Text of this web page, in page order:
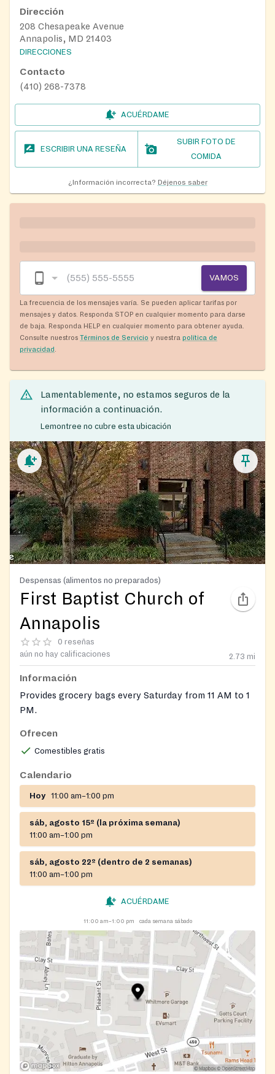
Dirección
208 Chesapeake Avenue
Annapolis, MD 21403
DIRECCIONES
Contacto
(410) 268-7378
ACUÉRDAME
ESCRIBIR UNA RESEÑA
SUBIR FOTO DE
COMIDA
¿Información incorrecta? Déjenos saber
VAMOS
La frecuencia de los mensajes varía. Se pueden aplicar tarifas por
mensajes y datos. Responda STOP en cualquier momento para darse
de baja. Responda HELP en cualquier momento para obtener ayuda.
Consulte nuestros Términos de Servicio y nuestra política de
privacidad
Lamentablemente, no estamos seguros de la
información a continuación.
Lemontree no cubre esta ubicación
Despensas (alimentos no preparados)
First Baptist Church of
Annapolis
0 reseñas
aún no hay calificaciones
2.73 mi
Información
Provides grocery bags every Saturday from 11 AM to 1
PM.
Ofrecen
Comestibles gratis
Calendario
Hoy 11:00 am–1:00 pm
sáb, agosto 15º (la próxima semana)
11:00 am–1:00 pm
sáb, agosto 22º (dentro de 2 semanas)
11:00 am–1:00 pm
ACUÉRDAME
11:00 am–1:00 pm cada semana sábado